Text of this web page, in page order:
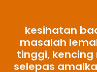
kesihatan
masalah
tinggi,
selepas amalkan